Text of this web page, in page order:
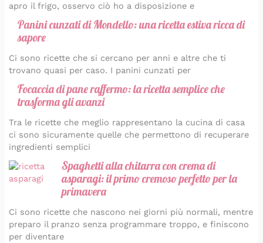
apro il frigo, osservo ciò ho a disposizione e
Panini cunzati di Mondello: una ricetta estiva ricca di
sapore
Ci sono ricette che si cercano per anni e altre che ti
trovano quasi per caso. I panini cunzati per
Focaccia di pane raffermo: la ricetta semplice che
trasforma gli avanzi
Tra le ricette che meglio rappresentano la cucina di casa
ci sono sicuramente quelle che permettono di recuperare
ingredienti semplici
Spaghetti alla chitarra con crema di
asparagi: il primo cremoso perfetto per la
primavera
Ci sono ricette che nascono nei giorni più normali, mentre
preparo il pranzo senza programmare troppo, e finiscono
per diventare